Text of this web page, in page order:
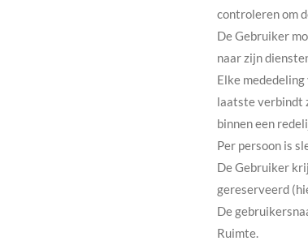
controleren om
De Gebruiker
naar zijn
Elke
laatste verbindt
binnen een
Per persoon is
De Gebruiker
gereserveerd
De
Ruimte.